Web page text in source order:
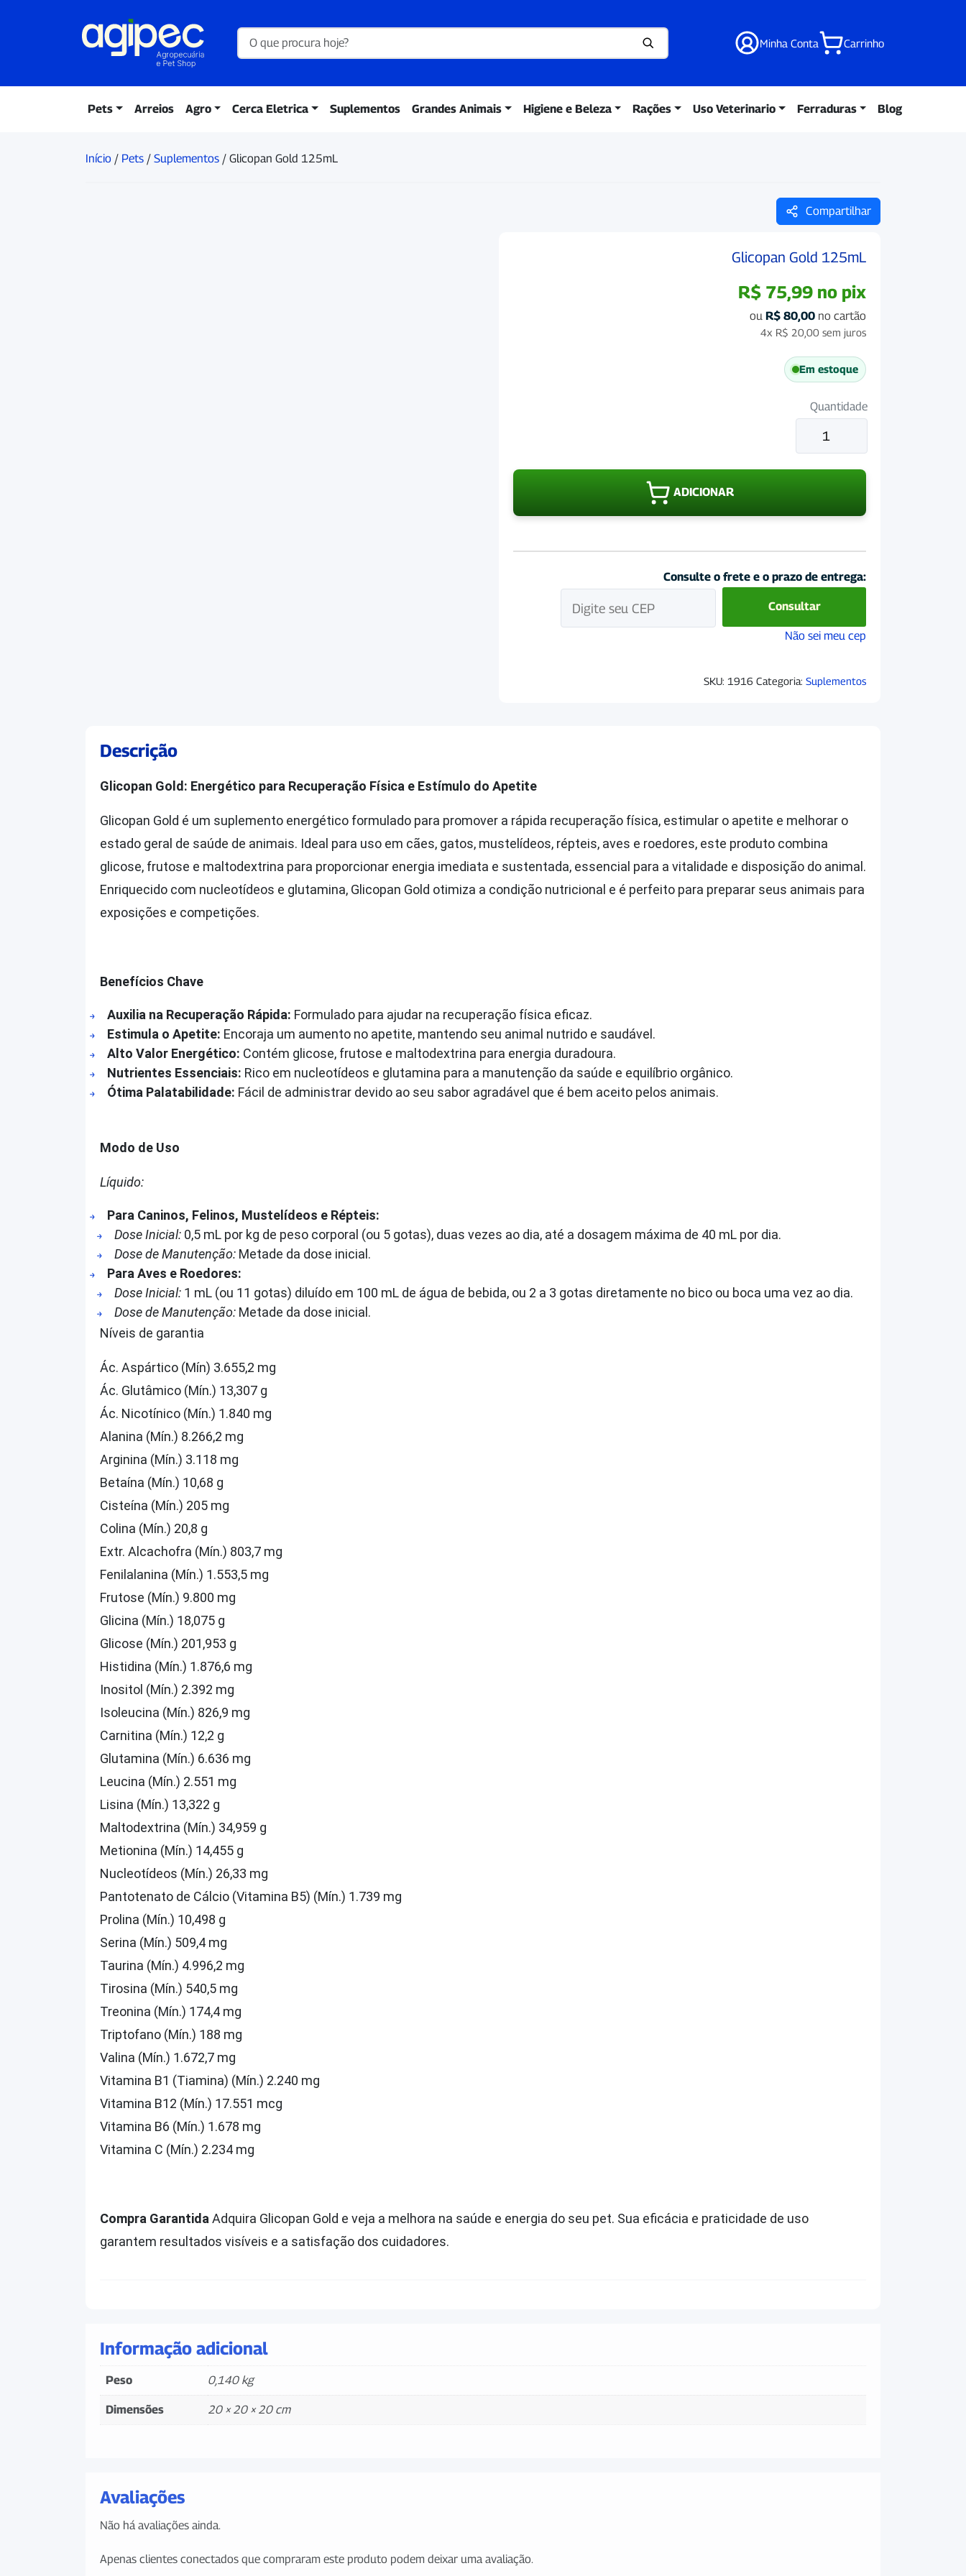
Minha Conta Carrinho
Pets Arreios Agro Cerca Eletrica Suplementos Grandes Animais Higiene e Beleza Rações Uso Veterinario Ferraduras Blog
Início / Pets / Suplementos / Glicopan Gold 125mL
Compartilhar
Glicopan Gold 125mL
R$ 75,99 no pix
ou R$ 80,00 no cartão
4x R$ 20,00 sem juros
Em estoque
Quantidade
Glicopan
125mL
ADICIONAR
Consulte o frete e o prazo de entrega:
Consultar
Não sei meu cep
SKU: 1916 Categoria: Suplementos
Descrição
Glicopan Gold: Energético para Recuperação Física e Estímulo do Apetite
Glicopan Gold é um suplemento energético formulado para promover a rápida recuperação física, estimular o apetite e melhorar o
estado geral de saúde de animais. Ideal para uso em cães, gatos, mustelídeos, répteis, aves e roedores, este produto combina
glicose, frutose e maltodextrina para proporcionar energia imediata e sustentada, essencial para a vitalidade e disposição do animal.
Enriquecido com nucleotídeos e glutamina, Glicopan Gold otimiza a condição nutricional e é perfeito para preparar seus animais para
exposições e competições.
Benefícios Chave
Auxilia na Recuperação Rápida: Formulado para ajudar na recuperação física eficaz.
Estimula o Apetite: Encoraja um aumento no apetite, mantendo seu animal nutrido e saudável.
Alto Valor Energético: Contém glicose, frutose e maltodextrina para energia duradoura.
Nutrientes Essenciais: Rico em nucleotídeos e glutamina para a manutenção da saúde e equilíbrio orgânico.
Ótima Palatabilidade: Fácil de administrar devido ao seu sabor agradável que é bem aceito pelos animais.
Modo de Uso
Líquido:
Para Caninos, Felinos, Mustelídeos e Répteis:
Dose Inicial: 0,5 mL por kg de peso corporal (ou 5 gotas), duas vezes ao dia, até a dosagem máxima de 40 mL por dia.
Dose de Manutenção: Metade da dose inicial.
Para Aves e Roedores:
Dose Inicial: 1 mL (ou 11 gotas) diluído em 100 mL de água de bebida, ou 2 a 3 gotas diretamente no bico ou boca uma vez ao dia.
Dose de Manutenção: Metade da dose inicial.
Níveis de garantia
Ác. Aspártico (Mín) 3.655,2 mg
Ác. Glutâmico (Mín.) 13,307 g
Ác. Nicotínico (Mín.) 1.840 mg
Alanina (Mín.) 8.266,2 mg
Arginina (Mín.) 3.118 mg
Betaína (Mín.) 10,68 g
Cisteína (Mín.) 205 mg
Colina (Mín.) 20,8 g
Extr. Alcachofra (Mín.) 803,7 mg
Fenilalanina (Mín.) 1.553,5 mg
Frutose (Mín.) 9.800 mg
Glicina (Mín.) 18,075 g
Glicose (Mín.) 201,953 g
Histidina (Mín.) 1.876,6 mg
Inositol (Mín.) 2.392 mg
Isoleucina (Mín.) 826,9 mg
Carnitina (Mín.) 12,2 g
Glutamina (Mín.) 6.636 mg
Leucina (Mín.) 2.551 mg
Lisina (Mín.) 13,322 g
Maltodextrina (Mín.) 34,959 g
Metionina (Mín.) 14,455 g
Nucleotídeos (Mín.) 26,33 mg
Pantotenato de Cálcio (Vitamina B5) (Mín.) 1.739 mg
Prolina (Mín.) 10,498 g
Serina (Mín.) 509,4 mg
Taurina (Mín.) 4.996,2 mg
Tirosina (Mín.) 540,5 mg
Treonina (Mín.) 174,4 mg
Triptofano (Mín.) 188 mg
Valina (Mín.) 1.672,7 mg
Vitamina B1 (Tiamina) (Mín.) 2.240 mg
Vitamina B12 (Mín.) 17.551 mcg
Vitamina B6 (Mín.) 1.678 mg
Vitamina C (Mín.) 2.234 mg
Compra GarantidaAdquira Glicopan Gold e veja a melhora na saúde e energia do seu pet. Sua eficácia e praticidade de uso
garantem resultados visíveis e a satisfação dos cuidadores.
Informação adicional
Peso 0,140 kg
Dimensões 20 × 20 × 20 cm
Avaliações
Não há avaliações ainda.
Apenas clientes conectados que compraram este produto podem deixar uma avaliação.